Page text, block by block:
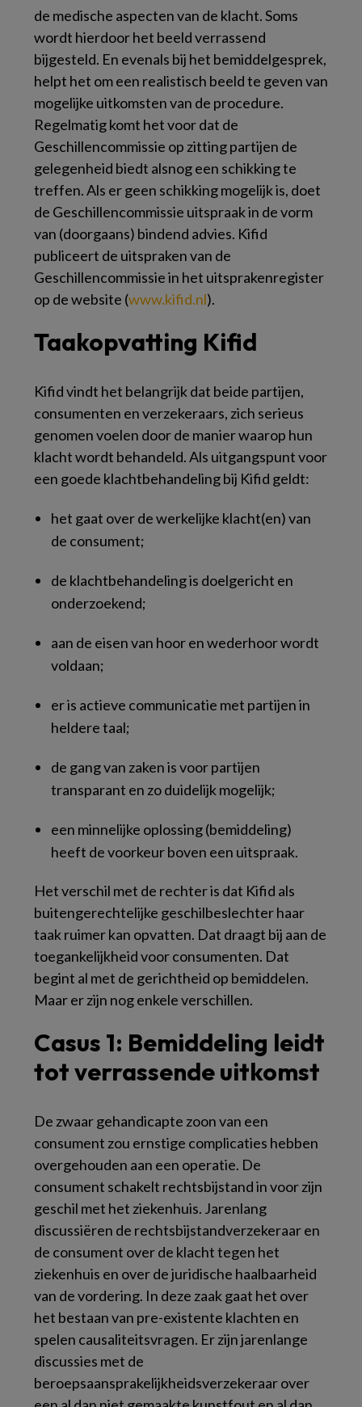
de medische aspecten van de klacht. Soms
wordt hierdoor het beeld verrassend
bijgesteld. En evenals bij het bemiddelgesprek,
helpt het om een realistisch beeld te geven van
mogelijke uitkomsten van de procedure.
Regelmatig komt het voor dat de
Geschillencommissie op zitting partijen de
gelegenheid biedt alsnog een schikking te
treffen. Als er geen schikking mogelijk is, doet
de Geschillencommissie uitspraak in de vorm
van (doorgaans) bindend advies. Kifid
publiceert de uitspraken van de
Geschillencommissie in het uitsprakenregister
op de website (www.​kifid.​nl).
Taakopvatting Kifid
Kifid vindt het belangrijk dat beide partijen,
consumenten en verzekeraars, zich serieus
genomen voelen door de manier waarop hun
klacht wordt behandeld. Als uitgangspunt voor
een goede klachtbehandeling bij Kifid geldt:
het gaat over de werkelijke klacht(en) van
de consument;
de klachtbehandeling is doelgericht en
onderzoekend;
aan de eisen van hoor en wederhoor wordt
voldaan;
er is actieve communicatie met partijen in
heldere taal;
de gang van zaken is voor partijen
transparant en zo duidelijk mogelijk;
een minnelijke oplossing (bemiddeling)
heeft de voorkeur boven een uitspraak.
Het verschil met de rechter is dat Kifid als
buitengerechtelijke geschilbeslechter haar
taak ruimer kan opvatten. Dat draagt bij aan de
toegankelijkheid voor consumenten. Dat
begint al met de gerichtheid op bemiddelen.
Maar er zijn nog enkele verschillen.
Casus 1: Bemiddeling leidt
tot verrassende uitkomst
De zwaar gehandicapte zoon van een
consument zou ernstige complicaties hebben
overgehouden aan een operatie. De
consument schakelt rechtsbijstand in voor zijn
geschil met het ziekenhuis. Jarenlang
discussiëren de rechtsbijstandverzekeraar en
de consument over de klacht tegen het
ziekenhuis en over de juridische haalbaarheid
van de vordering. In deze zaak gaat het over
het bestaan van pre-existente klachten en
spelen causaliteitsvragen. Er zijn jarenlange
discussies met de
beroepsaansprakelijkheidsverzekeraar over